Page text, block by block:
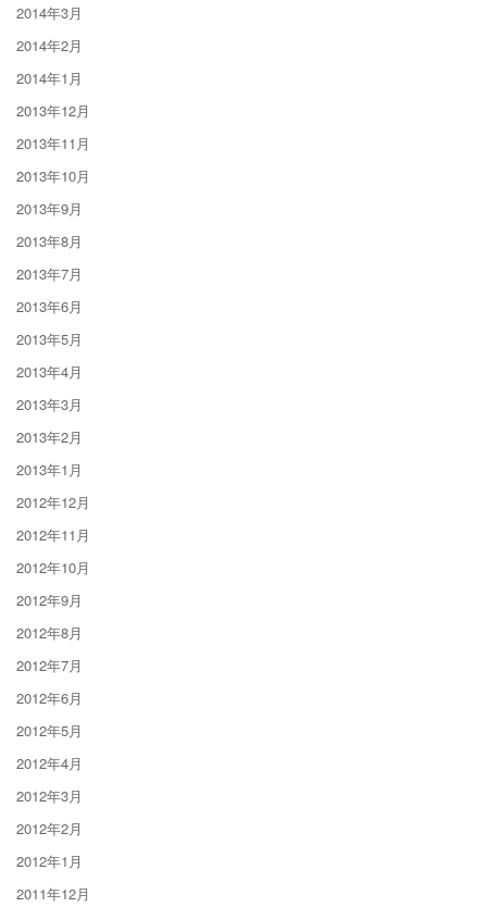
2014年3月
2014年2月
2014年1月
2013年12月
2013年11月
2013年10月
2013年9月
2013年8月
2013年7月
2013年6月
2013年5月
2013年4月
2013年3月
2013年2月
2013年1月
2012年12月
2012年11月
2012年10月
2012年9月
2012年8月
2012年7月
2012年6月
2012年5月
2012年4月
2012年3月
2012年2月
2012年1月
2011年12月